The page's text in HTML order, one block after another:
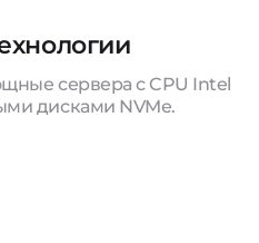
сервера с CPU Intel
дисками NVMe.